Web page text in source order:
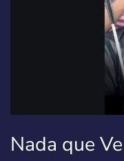
Nada que